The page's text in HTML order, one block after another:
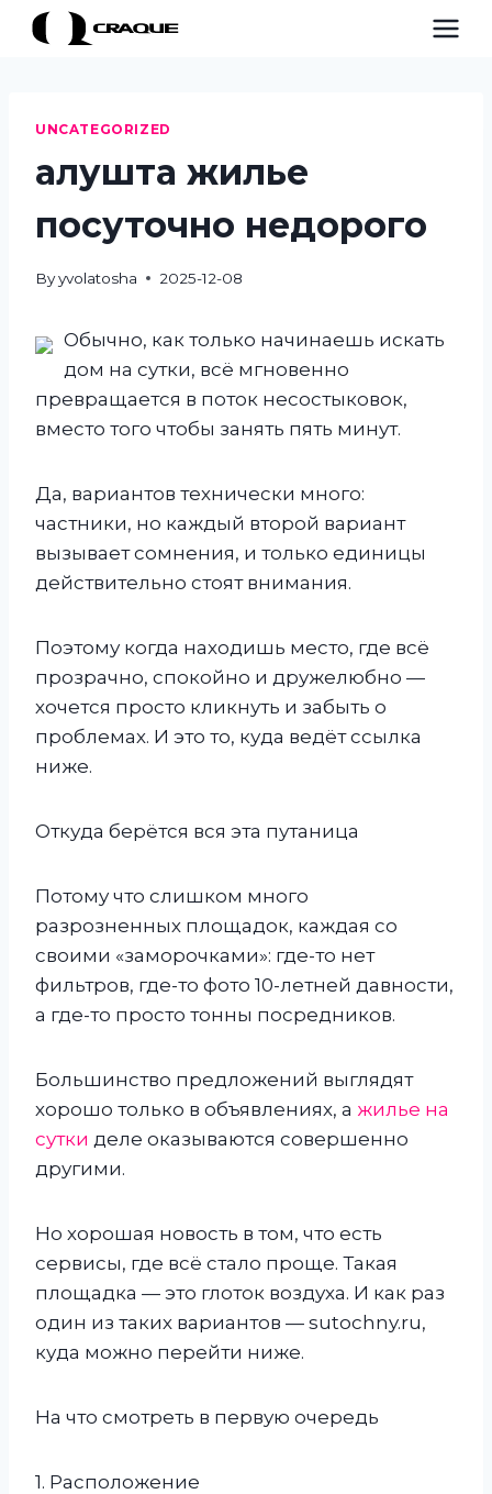
Skip
UNCATEGORIZED
алушта жилье
посуточно недорого
Byyvolatosha 2025-12-08
Обычно, как только начинаешь искать
дом на сутки, всё мгновенно
превращается в поток несостыковок,
вместо того чтобы занять пять минут.
Да, вариантов технически много:
частники, но каждый второй вариант
вызывает сомнения, и только единицы
действительно стоят внимания.
Поэтому когда находишь место, где всё
прозрачно, спокойно и дружелюбно —
хочется просто кликнуть и забыть о
проблемах. И это то, куда ведёт ссылка
ниже.
Откуда берётся вся эта путаница
Потому что слишком много
разрозненных площадок, каждая со
своими «заморочками»: где-то нет
фильтров, где-то фото 10-летней давности,
а где-то просто тонны посредников.
Большинство предложений выглядят
хорошо только в объявлениях, а жилье на
сутки деле оказываются совершенно
другими.
Но хорошая новость в том, что есть
сервисы, где всё стало проще. Такая
площадка — это глоток воздуха. И как раз
один из таких вариантов — sutochny.ru,
куда можно перейти ниже.
На что смотреть в первую очередь
1. Расположение